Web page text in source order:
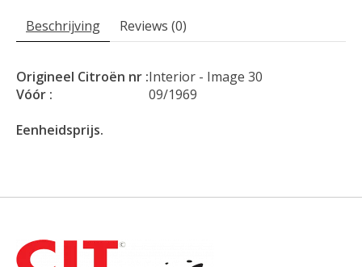
Beschrijving Reviews (0)
Origineel Citroën nr :Interior - Image 30
Vóór :
09/1969
Eenheidsprijs.